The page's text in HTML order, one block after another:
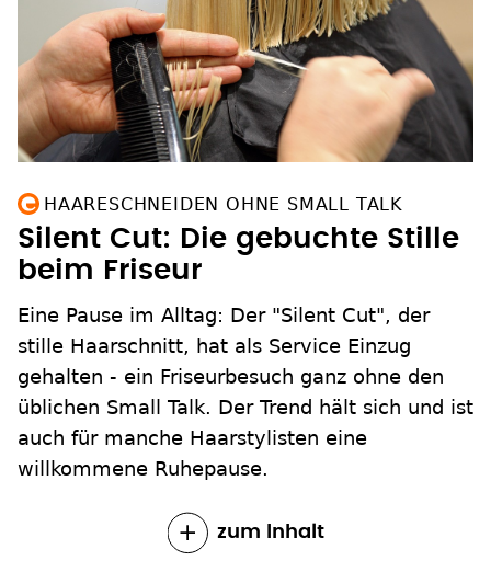
HAARESCHNEIDEN OHNE SMALL TALK
Silent Cut: Die gebuchte Stille
beim Friseur
Eine Pause im Alltag: Der "Silent Cut", der
stille Haarschnitt, hat als Service Einzug
gehalten - ein Friseurbesuch ganz ohne den
üblichen Small Talk. Der Trend hält sich und ist
auch für manche Haarstylisten eine
willkommene Ruhepause.
zum Inhalt